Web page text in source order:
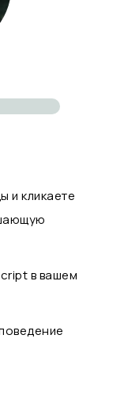
и кликаете
в вашем